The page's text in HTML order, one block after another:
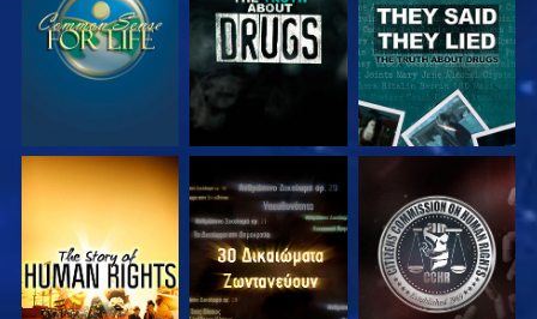
ΠΑΡΑΚΟΛΟΥΘΗΣΤΕ ΠΑΡΑΚΟΛΟΥΘΗΣΤΕ ΠΑΡΑΚΟΛΟΥΘΗΣΤΕ